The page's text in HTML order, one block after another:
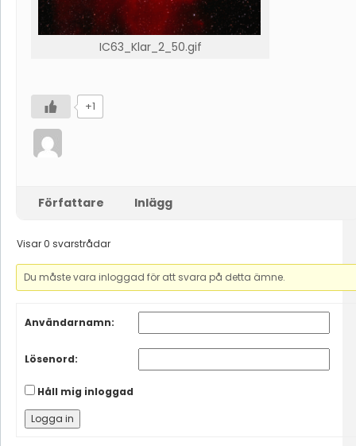
IC63_Klar_2_50.gif
+1
Författare Inlägg
Visar 0 svarstrådar
Du måste vara inloggad för att svara på detta ämne.
Användarnamn:
Lösenord:
Håll mig inloggad
Logga in